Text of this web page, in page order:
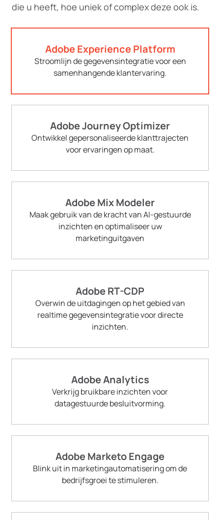
die u heeft, hoe uniek of complex deze ook is.
Adobe Experience Platform
Stroomlijn de gegevensintegratie voor een
samenhangende klantervaring.
Adobe Journey Optimizer
Ontwikkel gepersonaliseerde klanttrajecten
voor ervaringen op maat.
Adobe Mix Modeler
Maak gebruik van de kracht van AI-gestuurde
inzichten en optimaliseer uw
marketinguitgaven
Adobe RT-CDP
Overwin de uitdagingen op het gebied van
realtime gegevensintegratie voor directe
inzichten.
Adobe Analytics
Verkrijg bruikbare inzichten voor
datagestuurde besluitvorming.
Adobe Marketo Engage
Blink uit in marketingautomatisering om de
bedrijfsgroei te stimuleren.